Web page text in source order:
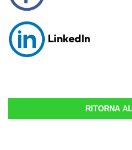
LinkedIn
RITORNA